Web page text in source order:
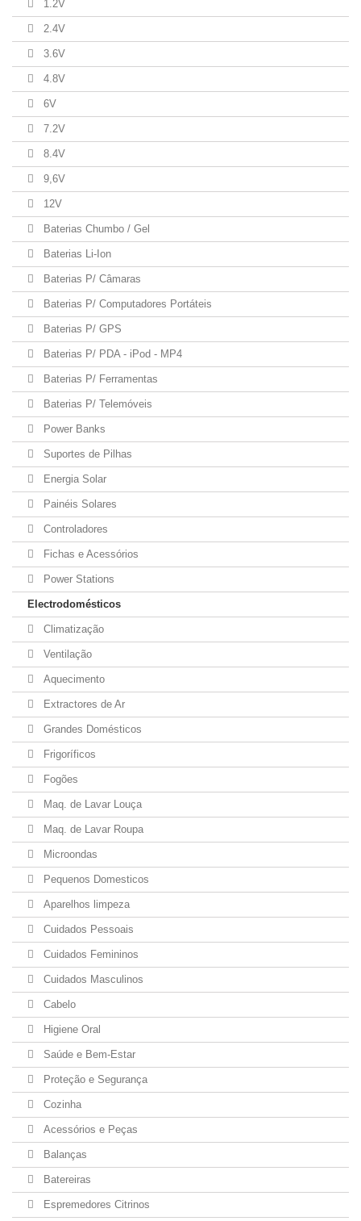
1.2V
2.4V
3.6V
4.8V
6V
7.2V
8.4V
9,6V
12V
Baterias Chumbo / Gel
Baterias Li-Ion
Baterias P/ Câmaras
Baterias P/ Computadores Portáteis
Baterias P/ GPS
Baterias P/ PDA - iPod - MP4
Baterias P/ Ferramentas
Baterias P/ Telemóveis
Power Banks
Suportes de Pilhas
Energia Solar
Painéis Solares
Controladores
Fichas e Acessórios
Power Stations
Electrodomésticos
Climatização
Ventilação
Aquecimento
Extractores de Ar
Grandes Domésticos
Frigoríficos
Fogões
Maq. de Lavar Louça
Maq. de Lavar Roupa
Microondas
Pequenos Domesticos
Aparelhos limpeza
Cuidados Pessoais
Cuidados Femininos
Cuidados Masculinos
Cabelo
Higiene Oral
Saúde e Bem-Estar
Proteção e Segurança
Cozinha
Acessórios e Peças
Balanças
Batereiras
Espremedores Citrinos